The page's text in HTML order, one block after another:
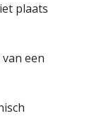
plaats
een